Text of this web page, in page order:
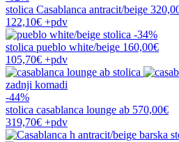
stolica Casablanca antracit/beige
122,10€ +pdv
-34%
stolica pueblo white/beige 160,00€
105,70€ +pdv
zadnji komadi
-44%
stolica casablanca lounge ab 570,00€
319,70€ +pdv